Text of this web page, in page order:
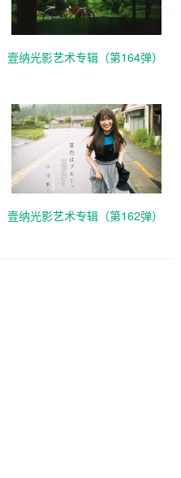
壹纳光影艺术专辑（第164弹）
壹纳光影艺术专辑（第162弹）